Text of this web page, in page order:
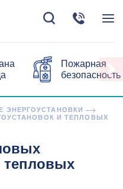
Пожарная
безопасность
ЭНЕРГОУСТАНОВКИ
И ТЕПЛОВЫХ
тепловых